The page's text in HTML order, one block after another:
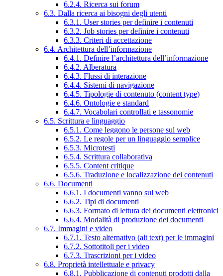
6.2.4. Ricerca sui forum
6.3. Dalla ricerca ai bisogni degli utenti
6.3.1. User stories per definire i contenuti
6.3.2. Job stories per definire i contenuti
6.3.3. Criteri di accettazione
6.4. Architettura dell’informazione
6.4.1. Definire l’architettura dell’informazione
6.4.2. Alberatura
6.4.3. Flussi di interazione
6.4.4. Sistemi di navigazione
6.4.5. Tipologie di contenuto (content type)
6.4.6. Ontologie e standard
6.4.7. Vocabolari controllati e tassonomie
6.5. Scrittura e linguaggio
6.5.1. Come leggono le persone sul web
6.5.2. Le regole per un linguaggio semplice
6.5.3. Microtesti
6.5.4. Scrittura collaborativa
6.5.5. Content critique
6.5.6. Traduzione e localizzazione dei contenuti
6.6. Documenti
6.6.1. I documenti vanno sul web
6.6.2. Tipi di documenti
6.6.3. Formato di lettura dei documenti elettronici
6.6.4. Modalità di produzione dei documenti
6.7. Immagini e video
6.7.1. Testo alternativo (alt text) per le immagini
6.7.2. Sottotitoli per i video
6.7.3. Trascrizioni per i video
6.8. Proprietà intellettuale e privacy
6.8.1. Pubblicazione di contenuti prodotti dalla